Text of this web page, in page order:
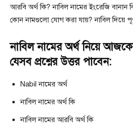
আরবি অর্থ কি? নাবিল নামের ইংরেজি বানান
কোন নামগুলো যোগ করা যায়? নাবিল দিয়ে
নাবিল নামের অর্থ নিয়ে
যেসব প্রশ্নের উত্তর পাবেন:
Nabil নামের অর্থ
নাবিল নামের অর্থ কি
নাবিল নামের আরবি অর্থ কি